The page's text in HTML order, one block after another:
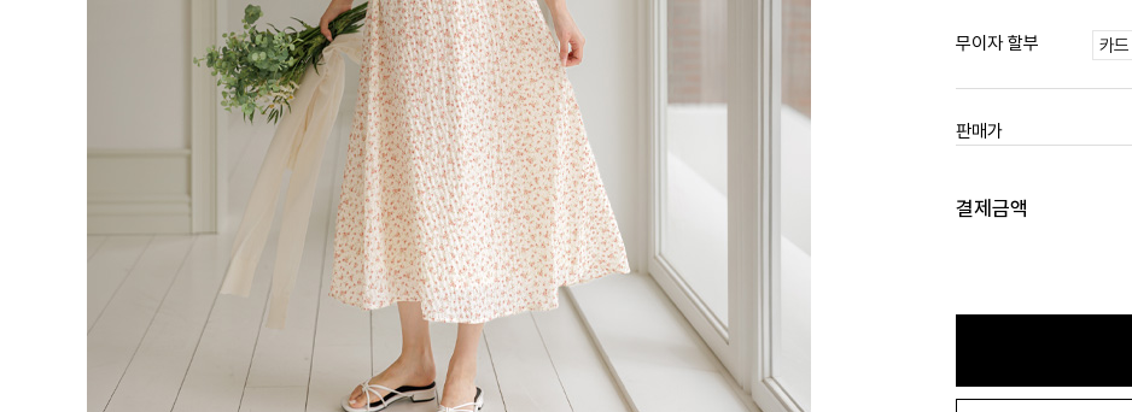
무이자 할부 카
판매가
결제금액